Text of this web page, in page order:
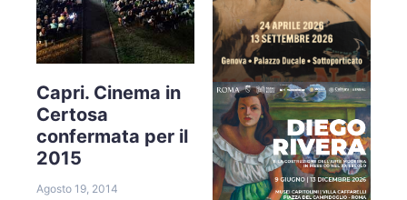
Capri. Cinema in
Certosa
confermata per il
2015
Agosto 19, 2014